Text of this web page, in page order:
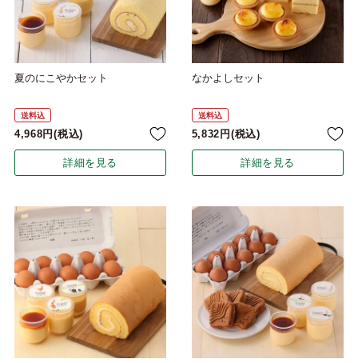
夏のにこやかセット
送料込
4,968 税込
詳細を見る
なかよしセット
送料込
5,832 税込
詳細を見る